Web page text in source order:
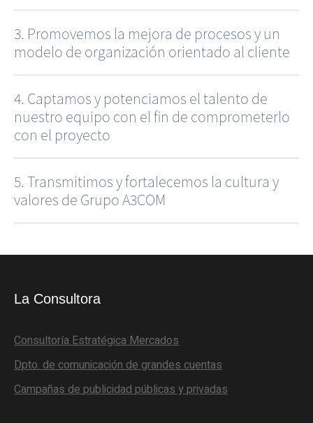
3. Promovemos la mejora de procesos y un
modelo de organización orientado al cliente
4. Captamos y potenciamos el talento de
nuestro equipo con el fin de comprometerlo
con el proyecto
5. Transmitimos y fortalecemos la cultura y
valores de Grupo A3COM
La Consultora
Consultoría Estratégica Mercados
Dpto. de comunicación de grandes cuentas
Campañas de publicidad públicas y privadas